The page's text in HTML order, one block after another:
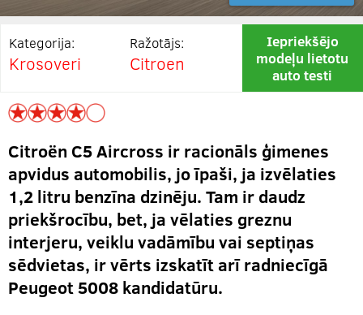
Kategorija:
Krosoveri
Ražotājs:
Citroen
Iepriekšējo
modeļu lietotu
auto testi
Citroën C5 Aircross ir racionāls ģimenes
apvidus automobilis, jo īpaši, ja izvēlaties
1,2 litru benzīna dzinēju. Tam ir daudz
priekšrocību, bet, ja vēlaties greznu
interjeru, veiklu vadāmību vai septiņas
sēdvietas, ir vērts izskatīt arī radniecīgā
Peugeot 5008 kandidatūru.